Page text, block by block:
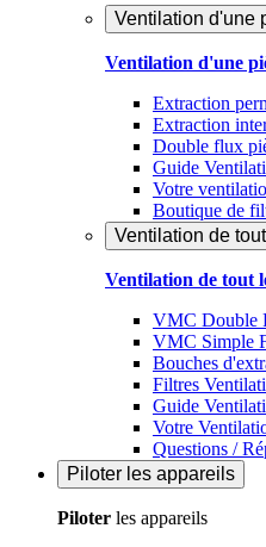
Ventilation d'une
Ventilation d'une
Extraction
Extraction
Double flux
Guide
Votre
Boutique de
Ventilation de
Ventilation de tout
VMC Double
VMC Simple
Bouches
Filtres
Guide
Votre
Questions /
Piloter les appareils
Piloter les appareils